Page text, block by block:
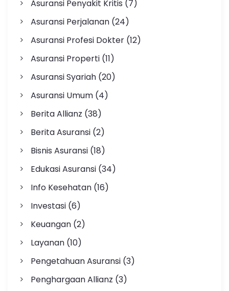
Asuransi Penyakit Kritis (7)
Asuransi Perjalanan(24)
Asuransi Profesi Dokter(12)
Asuransi Properti(11)
Asuransi Syariah(20)
Asuransi Umum(4)
Berita Allianz (38)
Berita Asuransi(2)
Bisnis Asuransi(18)
Edukasi Asuransi(34)
Info Kesehatan(16)
Investasi(6)
Keuangan(2)
Layanan(10)
Pengetahuan Asuransi(3)
Penghargaan Allianz (3)